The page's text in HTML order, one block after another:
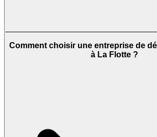
Comment choisir une entreprise de
à La Flotte ?